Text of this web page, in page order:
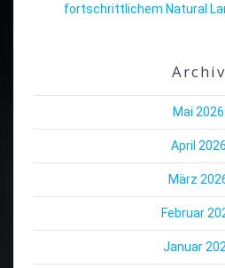
fortschrittlichem Natural
Archiv
Mai 2026
April 2026
März
Februar
Januar